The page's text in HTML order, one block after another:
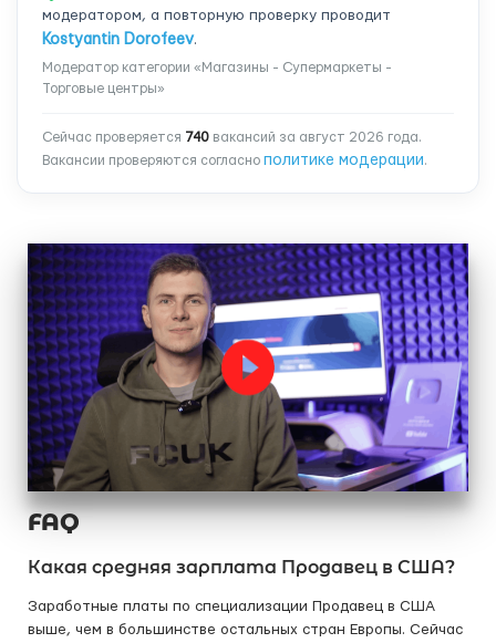
модератором, а повторную проверку проводит
Kostyantin Dorofeev.
Модератор категории «Магазины - Супермаркеты -
Торговые центры»
Сейчас проверяется 740 вакансий за август 2026 года.
Вакансии проверяются согласно политике модерации.
FAQ
Какая средняя зарплата Продавец в США?
Заработные платы по специализации Продавец в США
выше, чем в большинстве остальных стран Европы. Сейчас